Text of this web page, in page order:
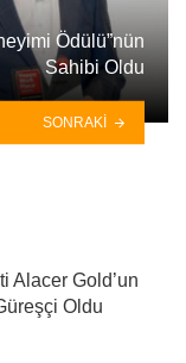
Ödülü”nün
Sahibi Oldu
SONRAKI
Alacer Gold’un
Oldu